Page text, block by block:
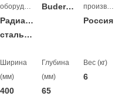
оборудования
Радиатор
стальной
Buderus
производитель
Россия
Ширина
(мм)
400
Глубина
(мм)
65
Вес (кг)
6